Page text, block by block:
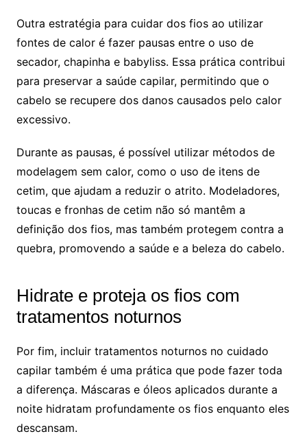
Outra estratégia para cuidar dos fios ao utilizar
fontes de calor é fazer pausas entre o uso de
secador, chapinha e babyliss. Essa prática contribui
para preservar a saúde capilar, permitindo que o
cabelo se recupere dos danos causados pelo calor
excessivo.
Durante as pausas, é possível utilizar métodos de
modelagem sem calor, como o uso de itens de
cetim, que ajudam a reduzir o atrito. Modeladores,
toucas e fronhas de cetim não só mantêm a
definição dos fios, mas também protegem contra a
quebra, promovendo a saúde e a beleza do cabelo.
Hidrate e proteja os fios com
tratamentos noturnos
Por fim, incluir tratamentos noturnos no cuidado
capilar também é uma prática que pode fazer toda
a diferença. Máscaras e óleos aplicados durante a
noite hidratam profundamente os fios enquanto eles
descansam.